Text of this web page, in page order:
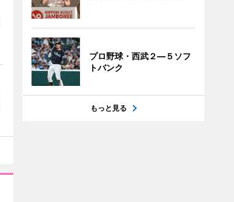
プロ野球・西武２―５ソフ
トバンク
もっと見る